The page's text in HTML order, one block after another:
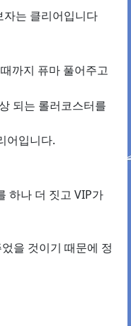
는 클리어입니다
까지 퓨마 풀어주고
되는 롤러코스터를
어입니다.
하나 더 짓고 VIP가
을 것이기 때문에 정